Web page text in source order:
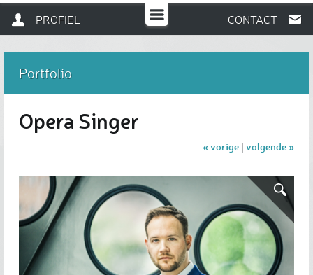
PROFIEL CONTACT
Portfolio
Opera Singer
« vorige| volgende »